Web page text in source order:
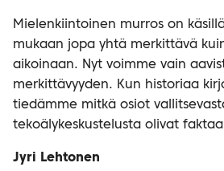
Mielenkiintoinen murros on
mukaan jopa yhtä merkittävä
aikoinaan. Nyt voimme vain
merkittävyyden. Kun historiaa
tiedämme mitkä osiot
tekoälykeskustelusta olivat
Jyri Lehtonen